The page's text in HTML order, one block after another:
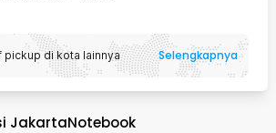
pickup di kota lainnya Selengkapnya
JakartaNotebook